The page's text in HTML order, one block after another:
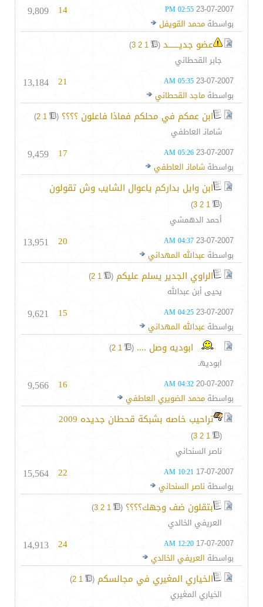
23-07-2007
02:55 PM
بواسطة محمد القويفل
14
9,809
عضو جديــــــد (
1
2
3
)
جابر القحطاني
23-07-2007
05:35 AM
بواسطة ماجد القحطاني
21
13,184
ابن عمكم في محلكم فماذا فاعلون ؟؟؟؟ (
1
2
)
شامانـ العاطفي
23-07-2007
05:26 AM
بواسطة شامانـ العاطفي
17
9,459
ابن وايل بداركم ياعوال الشايب وش تقولون
(
1
2
3
)
أحمد الدهمشي
23-07-2007
04:37 AM
بواسطة عبدالله المهداني
20
13,951
الراوي الجدير يسلم عليكم (
1
2
)
يحيى أبن عبدالله
23-07-2007
04:25 AM
بواسطة عبدالله المهداني
15
9,621
ابوديه وصل .... (
1
2
)
ابوديهـ
20-07-2007
04:32 AM
بواسطة محمد الضويري العاطفي
16
9,566
تراحيب خاصه بشبكة قحطان جديده 2009
(
1
2
3
)
ناصر السنحاني
17-07-2007
10:21 AM
بواسطة ناصر السنحاني
22
15,564
بتقلون ضف وجهك؟؟؟؟ (
1
2
3
)
العريفي الخالدي
17-07-2007
12:20 AM
بواسطة العريفي الخالدي
24
14,913
الخياري المغيري في مجالسكم (
1
2
)
الخياري المغيري